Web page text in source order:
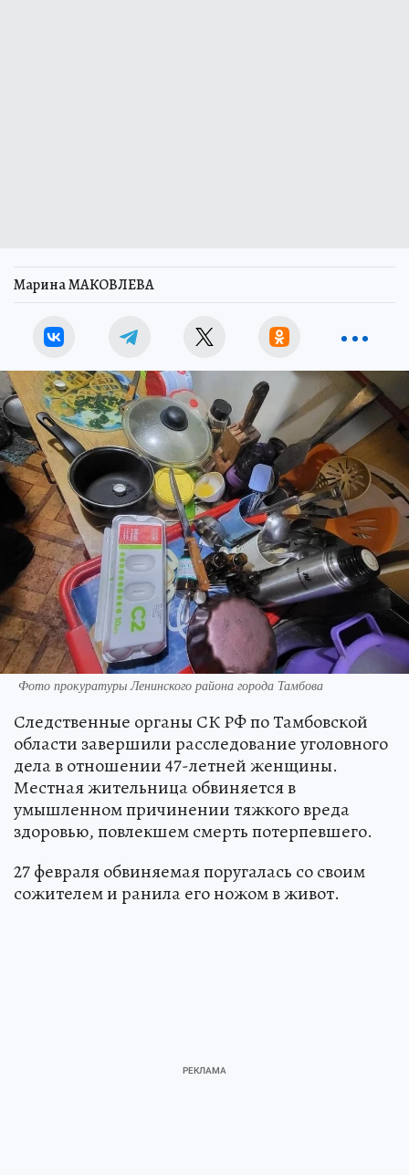
Марина МАКОВЛЕВА
Фото прокуратуры Ленинского района города Тамбова
Следственные органы СК РФ по Тамбовской
области завершили расследование уголовного
дела в отношении 47-летней женщины.
Местная жительница обвиняется в
умышленном причинении тяжкого вреда
здоровью, повлекшем смерть потерпевшего.
27 февраля обвиняемая поругалась со своим
сожителем и ранила его ножом в живот.